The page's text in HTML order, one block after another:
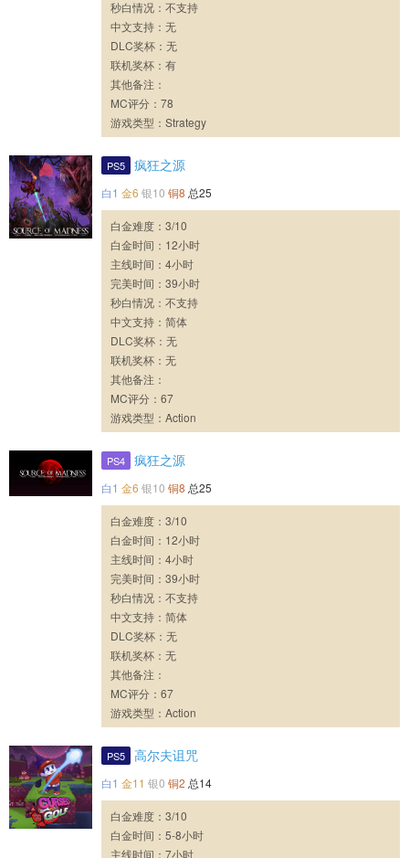
秒白情况：不支持
中文支持：无
DLC奖杯：无
联机奖杯：有
其他备注：
MC评分：78
游戏类型：Strategy
PS5 疯狂之源
白1 金6 银10 铜8 总25
白金难度：3/10
白金时间：12小时
主线时间：4小时
完美时间：39小时
秒白情况：不支持
中文支持：简体
DLC奖杯：无
联机奖杯：无
其他备注：
MC评分：67
游戏类型：Action
PS4 疯狂之源
白1 金6 银10 铜8 总25
白金难度：3/10
白金时间：12小时
主线时间：4小时
完美时间：39小时
秒白情况：不支持
中文支持：简体
DLC奖杯：无
联机奖杯：无
其他备注：
MC评分：67
游戏类型：Action
PS5 高尔夫诅咒
白1 金11 银0 铜2 总14
白金难度：3/10
白金时间：5-8小时
主线时间：7小时